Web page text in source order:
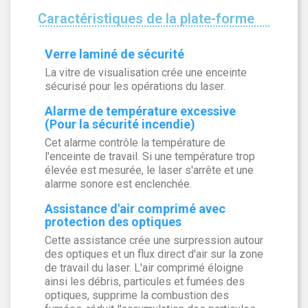
Caractéristiques de la plate-forme
Verre laminé de sécurité
La vitre de visualisation crée une enceinte
sécurisé pour les opérations du laser.
Alarme de température excessive
(Pour la sécurité incendie)
Cet alarme contrôle la température de
l'enceinte de travail. Si une température trop
élevée est mesurée, le laser s'arrête et une
alarme sonore est enclenchée.
Assistance d'air comprimé avec
protection des optiques
Cette assistance crée une surpression autour
des optiques et un flux direct d'air sur la zone
de travail du laser. L'air comprimé éloigne
ainsi les débris, particules et fumées des
optiques, supprime la combustion des